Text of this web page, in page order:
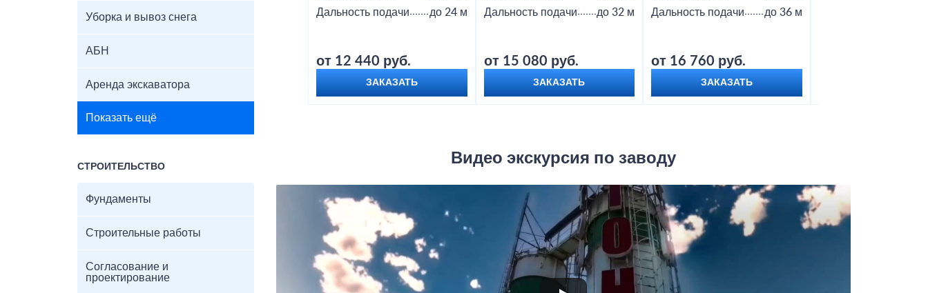
Уборка и вывоз снега
АБН
Аренда экскаватора
Показать ещё
СТРОИТЕЛЬСТВО
Фундаменты
Строительные работы
Согласование и
проектирование
Дальность подачи
до 24 м
от 12 440 руб.
ЗАКАЗАТЬ
Дальность подачи
до 32 м
от 15 080 руб.
ЗАКАЗАТЬ
Дальность подачи
до 36 м
от 16 760 руб.
ЗАКАЗАТЬ
Видео экскурсия по заводу